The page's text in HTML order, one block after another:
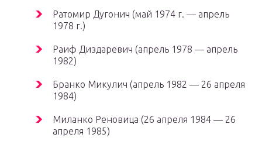
Ратомир Дугонич (май 1974 г. — апрель
1978 г.)
Раиф Диздаревич (апрель 1978 — апрель
1982)
Бранко Микулич (апрель 1982 — 26 апреля
1984)
Миланко Реновица (26 апреля 1984 — 26
апреля 1985)